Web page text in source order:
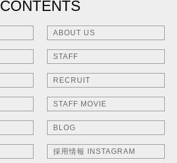
CONTENTS
ABOUT US
STAFF
RECRUIT
STAFF MOVIE
BLOG
採用情報 INSTAGRAM